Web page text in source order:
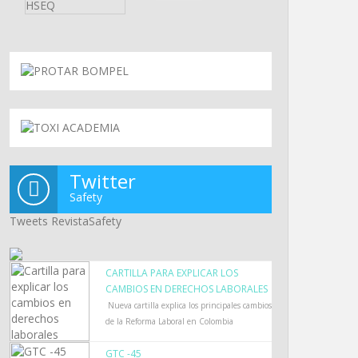
0581 de 2026: las empresas deberán
contratistas son realmente independientes
Twitter
Safety
Tweets RevistaSafety
CARTILLA PARA EXPLICAR LOS
CAMBIOS EN DERECHOS LABORALES
Nueva cartilla explica los principales cambios
de la Reforma Laboral en Colombia
GTC -45